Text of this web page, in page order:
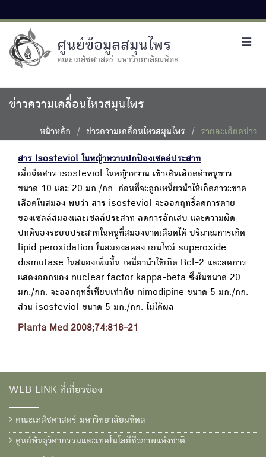
ศูนย์ข้อมูลสมุนไพร
คณะเภสัชศาสตร์ มหาวิทยาลัยมหิดล
ข่าวความเคลื่อนไหวสมุนไพร
หน้าหลัก ข่าวความเคลื่อนไหวสมุนไพร รายละเอียดข่าว
สาร Isosteviol ในหญ้าหวานปกป้องเซลล์ประสาท
เมื่อฉีดสาร isosteviol ในหญ้าหวาน เข้าเส้นเลือดดำหนูขาว
ขนาด 10 และ 20 มก./กก. ก่อนที่จะถูกเหนี่ยวนำให้เกิดภาวะขาด
เลือดในสมอง พบว่า สาร isosteviol จะออกฤทธิ์ลดการตาย
ของเซลล์สมองและเซลล์ประสาท ลดการอักเสบ และความผิด
ปกติของระบบประสาทในหนูที่สมองขาดเลือดได้ ปริมาณการเกิด
lipid peroxidation ในสมองลดลง เอนไซม์ superoxide
dismutase ในสมองเพิ่มขึ้น เหนี่ยวนำให้เกิด Bcl-2 และลดการ
แสดงออกของ nuclear factor kappa-beta ซึ่งในขนาด 20
มก./กก. จะออกฤทธิ์เทียบเท่ากับ nimodipine ขนาด 5 มก./กก.
ส่วน isosteviol ขนาด 5 มก./กก. ไม่ได้ผล
Planta Med 2008;74:816-21
WEB LINK ที่เกี่ยวข้อง
คณะเภสัชศาสตร์ มหาวิทยาลัยมหิดล
ศูนย์พันธุวิศวกรรมและเทคโนโลยีชีวภาพแห่งชาติ